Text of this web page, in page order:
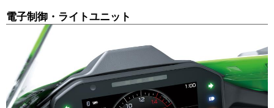
電子制御・ライトユニット